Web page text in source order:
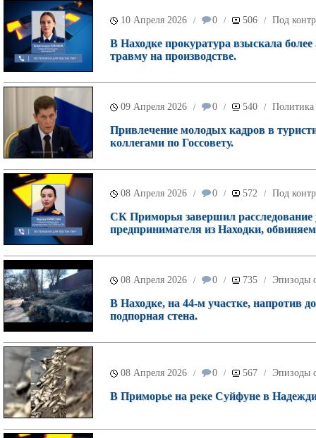
10 Апреля 2026 / 0 / 506 / Под
В Находке прокуратура взыскала
травму на производстве.
09 Апреля 2026 / 0 / 540 / Политика
Привлечение молодых кадров в
коллегами по Госсовету.
08 Апреля 2026 / 0 / 572 / Под
СК Приморья завершил расследование
предпринимателя из Находки,
08 Апреля 2026 / 0 / 735 / Эпизоды
В Находке, на 44‑м участке, напротив
подпорная стена.
08 Апреля 2026 / 0 / 567 / Эпизоды
В Приморье на реке Суйфуне в